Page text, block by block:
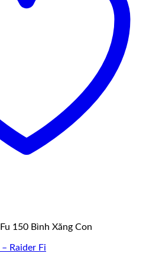
150 Bình Xăng Con
Raider Fi